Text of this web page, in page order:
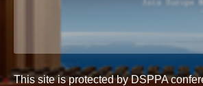
This site is protected by DSPPA